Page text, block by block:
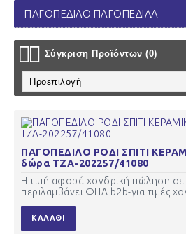
ΠΑΓΟΠΕΔΙΛΟ ΠΑΓΟΠΕΔΙΛΑ
Σύγκριση Προϊόντων (0)
ΠΑΓΟΠΕΔΙΛΟ ΡΟΔΙ ΣΠΙΤΙ
δώρα ΤΖΑ-202257/41080
Η τιμή αφορά χονδρική πώληση σε
περιλαμβάνει ΦΠΑ b2b-για τιμές
ΚΑΛΆΘΙ